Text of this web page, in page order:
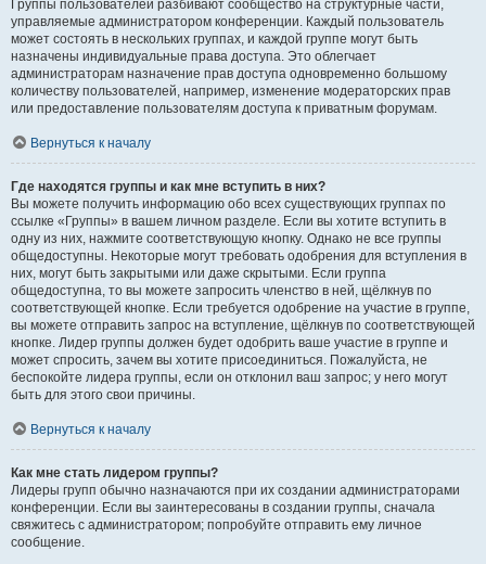
Группы пользователей разбивают сообщество на структурные части,
управляемые администратором конференции. Каждый пользователь
может состоять в нескольких группах, и каждой группе могут быть
назначены индивидуальные права доступа. Это облегчает
администраторам назначение прав доступа одновременно большому
количеству пользователей, например, изменение модераторских прав
или предоставление пользователям доступа к приватным форумам.
Вернуться к началу
Где находятся группы и как мне вступить в них?
Вы можете получить информацию обо всех существующих группах по
ссылке «Группы» в вашем личном разделе. Если вы хотите вступить в
одну из них, нажмите соответствующую кнопку. Однако не все группы
общедоступны. Некоторые могут требовать одобрения для вступления в
них, могут быть закрытыми или даже скрытыми. Если группа
общедоступна, то вы можете запросить членство в ней, щёлкнув по
соответствующей кнопке. Если требуется одобрение на участие в группе,
вы можете отправить запрос на вступление, щёлкнув по соответствующей
кнопке. Лидер группы должен будет одобрить ваше участие в группе и
может спросить, зачем вы хотите присоединиться. Пожалуйста, не
беспокойте лидера группы, если он отклонил ваш запрос; у него могут
быть для этого свои причины.
Вернуться к началу
Как мне стать лидером группы?
Лидеры групп обычно назначаются при их создании администраторами
конференции. Если вы заинтересованы в создании группы, сначала
свяжитесь с администратором; попробуйте отправить ему личное
сообщение.